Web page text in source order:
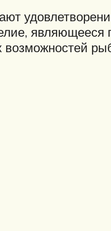
являющееся
возможностей